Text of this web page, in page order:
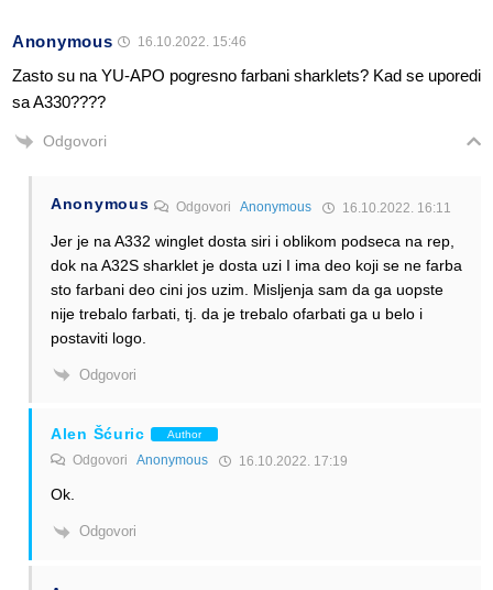
Anonymous 16.10.2022. 15:46
Zasto su na YU-APO pogresno farbani sharklets? Kad se uporedi
sa A330????
Odgovori
Anonymous OdgovoriAnonymous 16.10.2022. 16:11
Jer je na A332 winglet dosta siri i oblikom podseca na rep,
dok na A32S sharklet je dosta uzi I ima deo koji se ne farba
sto farbani deo cini jos uzim. Misljenja sam da ga uopste
nije trebalo farbati, tj. da je trebalo ofarbati ga u belo i
postaviti logo.
Odgovori
Alen Šćuric Author
Odgovori Anonymous 16.10.2022. 17:19
Ok.
Odgovori